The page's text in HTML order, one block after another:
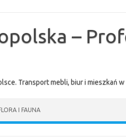
–
Transport mebli, biur i mieszkań
I FAUNA